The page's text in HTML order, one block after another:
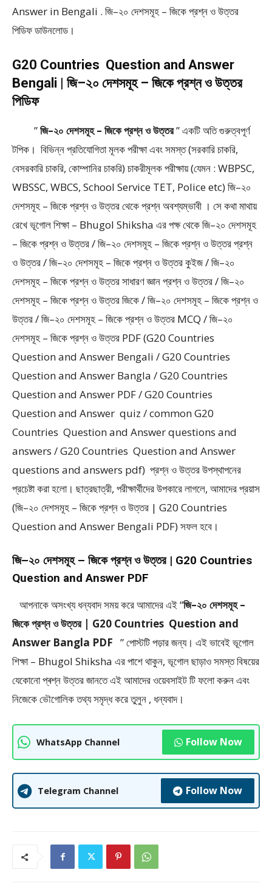
Answer in Bengali . জি–২০ দেশসমূহ – জিকে প্রশ্ন ও উত্তর
পিডিফ ডাউনলোড।
G20 Countries Question and Answer
Bengali | জি–২০ দেশসমূহ – জিকে প্রশ্ন ও উত্তর
পিডিফ
”জি–২০ দেশসমূহ – জিকে প্রশ্ন ও উত্তর” একটি অতি গুরুত্বপূর্ণ
টপিক। বিভিন্ন প্রতিযোগিতা মূলক পরীক্ষা এবং সমস্ত (সরকারি চাকরি,
বেসরকারি চাকরি, কোম্পানির চাকরি) চাকরীমূলক পরীক্ষায় (যেমন : WBPSC,
WBSSC, WBCS, School Service TET, Police etc) জি–২০
দেশসমূহ – জিকে প্রশ্ন ও উত্তর থেকে প্রশ্ন অবশ্যম্ভাবী । সে কথা মাথায়
রেখে ভূগোল শিক্ষা – Bhugol Shiksha এর পক্ষ থেকে জি–২০ দেশসমূহ
– জিকে প্রশ্ন ও উত্তর / জি–২০ দেশসমূহ – জিকে প্রশ্ন ও উত্তর প্রশ্ন
ও উত্তর / জি–২০ দেশসমূহ – জিকে প্রশ্ন ও উত্তর কুইজ / জি–২০
দেশসমূহ – জিকে প্রশ্ন ও উত্তর সাধারণ জ্ঞান প্রশ্ন ও উত্তর / জি–২০
দেশসমূহ – জিকে প্রশ্ন ও উত্তর জিকে / জি–২০ দেশসমূহ – জিকে প্রশ্ন ও
উত্তর / জি–২০ দেশসমূহ – জিকে প্রশ্ন ও উত্তর MCQ / জি–২০
দেশসমূহ – জিকে প্রশ্ন ও উত্তর PDF (G20 Countries
Question and Answer Bengali / G20 Countries
Question and Answer Bangla / G20 Countries
Question and Answer PDF / G20 Countries
Question and Answer quiz / common G20
Countries Question and Answer questions and
answers / G20 Countries Question and Answer
questions and answers pdf) প্রশ্ন ও উত্তর উপস্থাপনের
প্রচেষ্টা করা হলাে। ছাত্রছাত্রী, পরীক্ষার্থীদের উপকারে লাগলে, আমাদের প্রয়াস
(জি–২০ দেশসমূহ – জিকে প্রশ্ন ও উত্তর | G20 Countries
Question and Answer Bengali PDF) সফল হবে।
জি–২০ দেশসমূহ – জিকে প্রশ্ন ও উত্তর | G20 Countries
Question and Answer PDF
আপনাকে অসংখ্য ধন্যবাদ সময় করে আমাদের এই “জি–২০ দেশসমূহ –
জিকে প্রশ্ন ও উত্তর | G20 Countries Question and
Answer Bangla PDF ” পােস্টটি পড়ার জন্য। এই ভাবেই ভূগোল
শিক্ষা – Bhugol Shiksha এর পাশে থাকুন, ভূগোল ছাড়াও সমস্ত বিষয়ের
যেকোনো প্ৰশ্ন উত্তর জানতে এই আমাদের ওয়েবসাইট টি ফলাে করুন এবং
নিজেকে ভৌগােলিক তথ্য সমৃদ্ধ করে তুলুন , ধন্যবাদ।
WhatsApp Channel Follow Now
Telegram Channel Follow Now